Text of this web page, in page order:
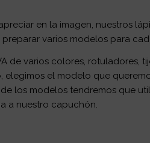
en la imagen, nuestros
varios modelos para
de varios colores, rotuladores,
elegimos el modelo que
los modelos tendremos que
a nuestro capuchón.